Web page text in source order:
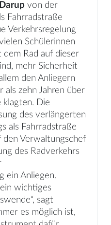
von der
Fahrradstraße
Verkehrsregelung
Schülerinnen
dem Rad auf dieser
mehr Sicherheit
den Anliegern
zehn Jahren über
klagten. Die
des verlängerten
als Fahrradstraße
Verwaltungschef
des Radverkehrs
ein Anliegen.
wichtiges
sagt
es möglich ist,